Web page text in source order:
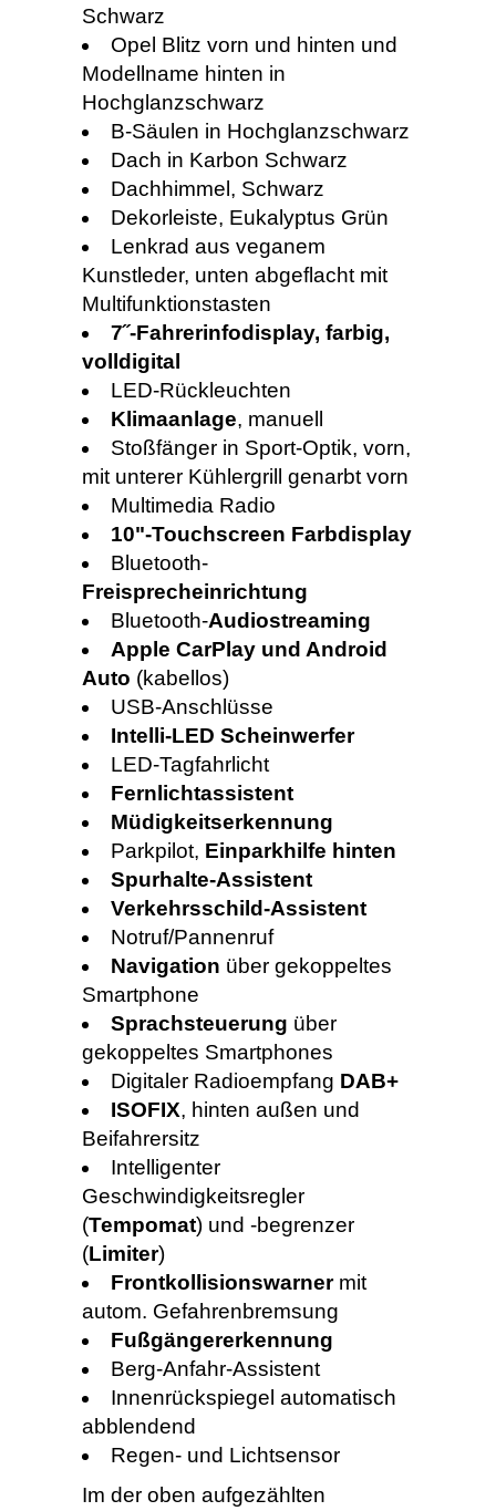
Schwarz
Opel Blitz vorn und hinten und
Modellname hinten in
Hochglanzschwarz
B-Säulen in Hochglanzschwarz
Dach in Karbon Schwarz
Dachhimmel, Schwarz
Dekorleiste, Eukalyptus Grün
Lenkrad aus veganem
Kunstleder, unten abgeflacht mit
Multifunktionstasten
7˝-Fahrerinfodisplay, farbig,
volldigital
LED-Rückleuchten
Klimaanlage, manuell
Stoßfänger in Sport-Optik, vorn,
mit unterer Kühlergrill genarbt vorn
Multimedia Radio
10"-Touchscreen Farbdisplay
Bluetooth-
Freisprecheinrichtung
Bluetooth-Audiostreaming
Apple CarPlay und Android
Auto (kabellos)
USB-Anschlüsse
Intelli-LED Scheinwerfer
LED-Tagfahrlicht
Fernlichtassistent
Müdigkeitserkennung
Parkpilot, Einparkhilfe hinten
Spurhalte-Assistent
Verkehrsschild-Assistent
Notruf/Pannenruf
Navigation über gekoppeltes
Smartphone
Sprachsteuerung über
gekoppeltes Smartphones
Digitaler Radioempfang DAB+
ISOFIX, hinten außen und
Beifahrersitz
Intelligenter
Geschwindigkeitsregler
(Tempomat) und -begrenzer
(Limiter)
Frontkollisionswarner mit
autom. Gefahrenbremsung
Fußgängererkennung
Berg-Anfahr-Assistent
Innenrückspiegel automatisch
abblendend
Regen- und Lichtsensor
Im der oben aufgezählten